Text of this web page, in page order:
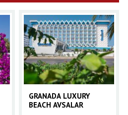
GRANADA LUXURY
BEACH AVSALAR